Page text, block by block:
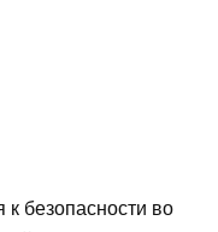
к безопасности во